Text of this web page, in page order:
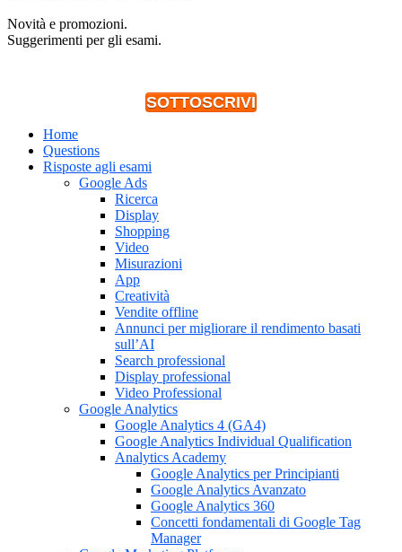
Novità e promozioni.
Suggerimenti per gli esami.
SOTTOSCRIVI
Home
Questions
Risposte agli esami
Google Ads
Ricerca
Display
Shopping
Video
Misurazioni
App
Creatività
Vendite offline
Annunci per migliorare il rendimento basati
sull’AI
Search professional
Display professional
Video Professional
Google Analytics
Google Analytics 4 (GA4)
Google Analytics Individual Qualification
Analytics Academy
Google Analytics per Principianti
Google Analytics Avanzato
Google Analytics 360
Concetti fondamentali di Google Tag
Manager